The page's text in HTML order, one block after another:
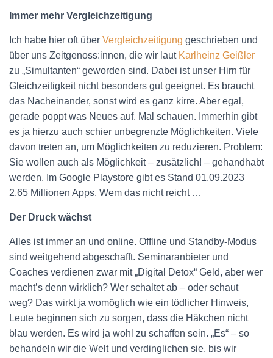
Immer mehr Vergleichzeitigung
Ich habe hier oft über Vergleichzeitigung geschrieben und
über uns Zeitgenoss:innen, die wir laut Karlheinz Geißler
zu „Simultanten“ geworden sind. Dabei ist unser Hirn für
Gleichzeitigkeit nicht besonders gut geeignet. Es braucht
das Nacheinander, sonst wird es ganz kirre. Aber egal,
gerade poppt was Neues auf. Mal schauen. Immerhin gibt
es ja hierzu auch schier unbegrenzte Möglichkeiten. Viele
davon treten an, um Möglichkeiten zu reduzieren. Problem:
Sie wollen auch als Möglichkeit – zusätzlich! – gehandhabt
werden. Im Google Playstore gibt es Stand 01.09.2023
2,65 Millionen Apps. Wem das nicht reicht …
Der Druck wächst
Alles ist immer an und online. Offline und Standby-Modus
sind weitgehend abgeschafft. Seminaranbieter und
Coaches verdienen zwar mit „Digital Detox“ Geld, aber wer
macht’s denn wirklich? Wer schaltet ab – oder schaut
weg? Das wirkt ja womöglich wie ein tödlicher Hinweis,
Leute beginnen sich zu sorgen, dass die Häkchen nicht
blau werden. Es wird ja wohl zu schaffen sein. „Es“ – so
behandeln wir die Welt und verdinglichen sie, bis wir